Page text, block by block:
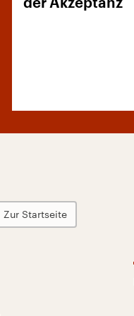
der Akzeptanz
Zur Startseite